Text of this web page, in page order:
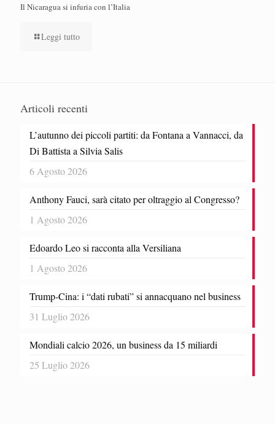
Il Nicaragua si infuria con l’Italia
Leggi tutto
Articoli recenti
L’autunno dei piccoli partiti: da Fontana a Vannacci, da
Di Battista a Silvia Salis
6 Agosto 2026
Anthony Fauci, sarà citato per oltraggio al Congresso?
1 Agosto 2026
Edoardo Leo si racconta alla Versiliana
1 Agosto 2026
Trump-Cina: i “dati rubati” si annacquano nel business
31 Luglio 2026
Mondiali calcio 2026, un business da 15 miliardi
25 Luglio 2026